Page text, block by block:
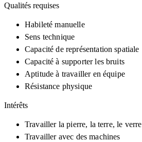
Qualités requises
Habileté manuelle
Sens technique
Capacité de représentation spatiale
Capacité à supporter les bruits
Aptitude à travailler en équipe
Résistance physique
Intérêts
Travailler la pierre, la terre, le verre
Travailler avec des machines